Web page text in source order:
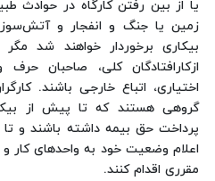
یا از بین رفتن کارگاه در حوادث
زمین یا جنگ و انفجار و
بیکاری برخوردار خواهند شد
ازکارافتادگان کلی، صاحبان
اختیاری، اتباع خارجی باشند.
اعلام وضعیت خود به واحدهای کار و
مقرری اقدام کنند.